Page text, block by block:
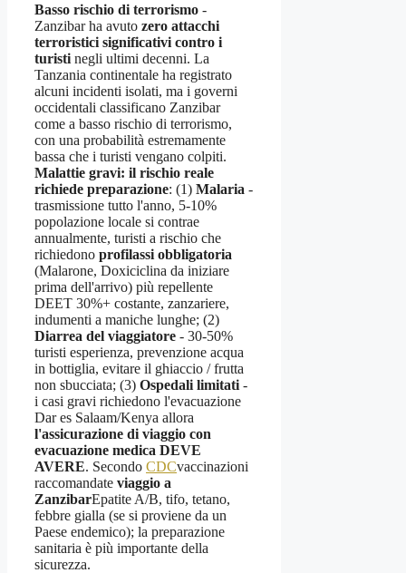
Basso rischio di terrorismo -
Zanzibar ha avuto zero attacchi
terroristici significativi contro i
turisti negli ultimi decenni. La
Tanzania continentale ha registrato
alcuni incidenti isolati, ma i governi
occidentali classificano Zanzibar
come a basso rischio di terrorismo,
con una probabilità estremamente
bassa che i turisti vengano colpiti.
Malattie gravi: il rischio reale
richiede preparazione: (1) Malaria -
trasmissione tutto l'anno, 5-10%
popolazione locale si contrae
annualmente, turisti a rischio che
richiedono profilassi obbligatoria
(Malarone, Doxiciclina da iniziare
prima dell'arrivo) più repellente
DEET 30%+ costante, zanzariere,
indumenti a maniche lunghe; (2)
Diarrea del viaggiatore - 30-50%
turisti esperienza, prevenzione acqua
in bottiglia, evitare il ghiaccio / frutta
non sbucciata; (3) Ospedali limitati -
i casi gravi richiedono l'evacuazione
Dar es Salaam/Kenya allora
l'assicurazione di viaggio con
evacuazione medica DEVE
AVERE. Secondo CDCvaccinazioni
raccomandate viaggio a
ZanzibarEpatite A/B, tifo, tetano,
febbre gialla (se si proviene da un
Paese endemico); la preparazione
sanitaria è più importante della
sicurezza.